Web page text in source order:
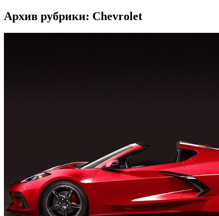
Архив рубрики: Chevrolet